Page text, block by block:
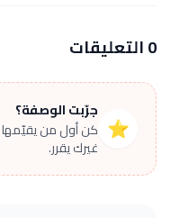
0 التعليقات
⭐
جرّبت الوصفة؟
كن أول من يقيّمها
غيرك يقرر.